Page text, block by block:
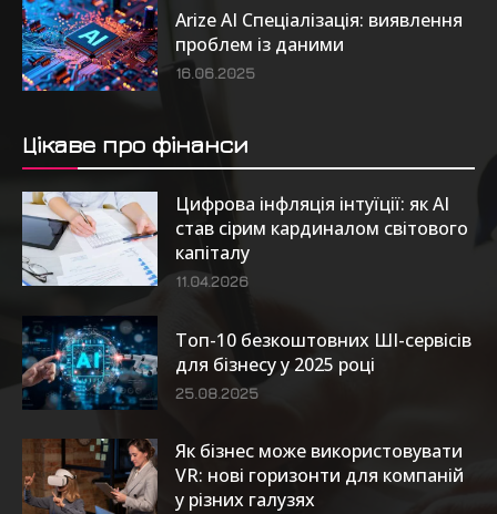
Arize AI Спеціалізація: виявлення
проблем із даними
16.06.2025
Цікаве про фінанси
Цифрова інфляція інтуїції: як AI
став сірим кардиналом світового
капіталу
11.04.2026
Топ-10 безкоштовних ШІ-сервісів
для бізнесу у 2025 році
25.08.2025
Як бізнес може використовувати
VR: нові горизонти для компаній
у різних галузях